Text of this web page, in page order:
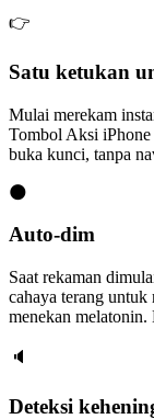
👉
Satu ketukan
Mulai merekam
Tombol Aksi iPhone
buka kunci, tanpa
🌑
Auto-dim
Saat rekaman
cahaya terang
menekan melatonin.
🔈
Deteksi